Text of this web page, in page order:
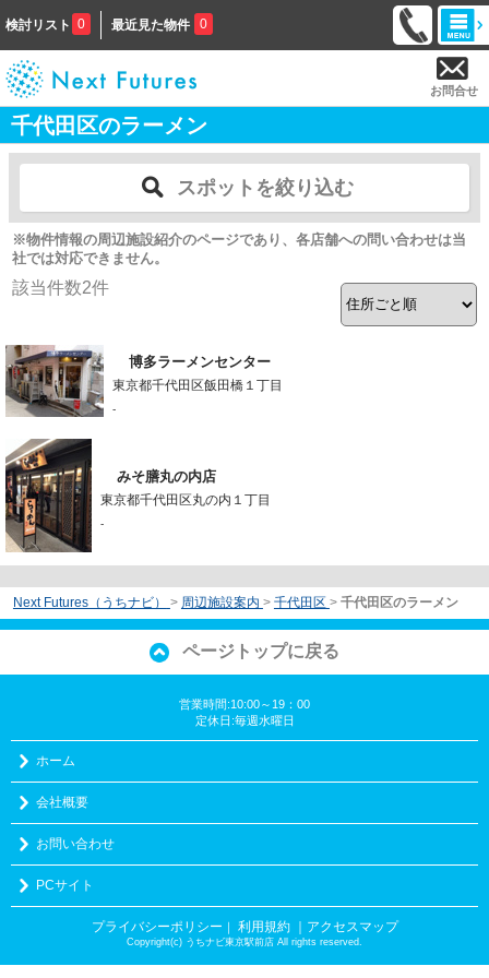
検討リスト 0 最近見た物件 0
お問合せ
千代田区のラーメン
スポットを絞り込む
※物件情報の周辺施設紹介のページであり、各店舗への問い合わせは当
社では対応できません。
該当件数2件
博多ラーメンセンター
東京都千代田区飯田橋１丁目
-
みそ膳丸の内店
東京都千代田区丸の内１丁目
-
Next Futures（うちナビ） > 周辺施設案内 > 千代田区 > 千代田区のラーメン
ページトップに戻る
営業時間:10:00～19：00
定休日:毎週水曜日
ホーム
会社概要
お問い合わせ
PCサイト
プライバシーポリシー ｜ 利用規約 ｜アクセスマップ
Copyright(c) うちナビ東京駅前店 All rights reserved.